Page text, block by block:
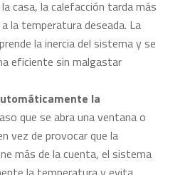
casa, la calefacción tarda más
la temperatura deseada. La
la inercia del sistema y se
eficiente sin malgastar
la
que se abra una ventana o
vez de provocar que la
más de la cuenta, el sistema